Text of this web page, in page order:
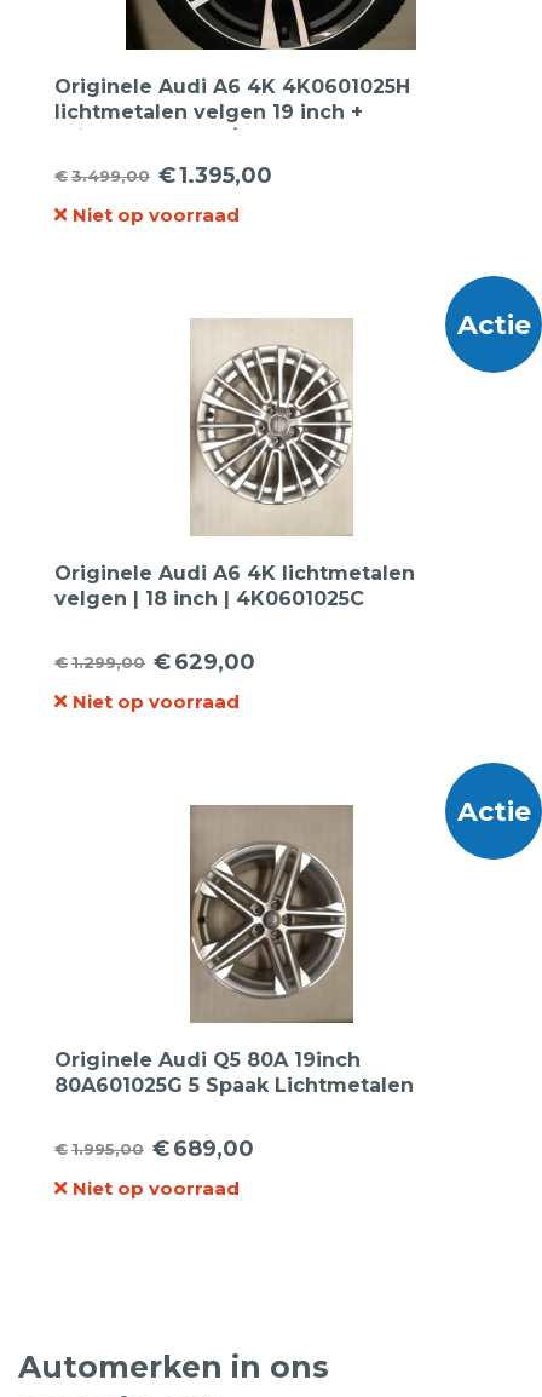
Originele Audi A6 4K 4K0601025H
lichtmetalen velgen 19 inch +
Bridgestone 245/45R19 zomerbanden
€3.499,00
Oorspronkelijke
prijs
€1.395,00
Huidige
prijs
Niet op voorraad
Actie
Originele Audi A6 4K lichtmetalen
velgen | 18 inch | 4K0601025C
€1.299,00
Oorspronkelijke
prijs
€629,00
Huidige
prijs
Niet op voorraad
Actie
Originele Audi Q5 80A 19inch
80A601025G 5 Spaak Lichtmetalen
€1.995,00
Oorspronkelijke
prijs
€689,00
Huidige
prijs
Niet op voorraad
Automerken in ons